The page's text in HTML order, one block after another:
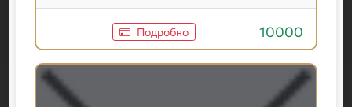
Подробно 10000